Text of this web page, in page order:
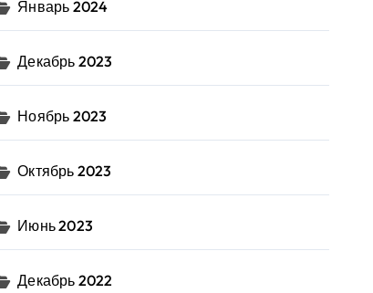
Январь 2024
Декабрь 2023
Ноябрь 2023
Октябрь 2023
Июнь 2023
Декабрь 2022